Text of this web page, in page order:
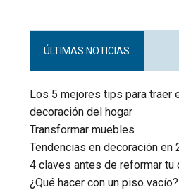
ÚLTIMAS NOTICIAS
Los 5 mejores tips para traer
decoración del hogar
Transformar muebles
Tendencias en decoración en
4 claves antes de reformar tu
¿Qué hacer con un piso vacío?